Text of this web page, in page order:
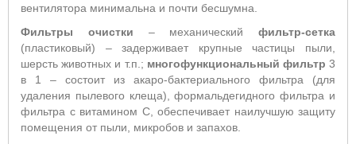
вентилятора минимальна и почти бесшумна.
Фильтры очистки – механический фильтр-сетка
(пластиковый) – задерживает крупные частицы пыли,
шерсть животных и т.п.; многофункциональный фильтр 3
в 1 – состоит из акаро-бактериального фильтра (для
удаления пылевого клеща), формальдегидного фильтра и
фильтра с витамином С, обеспечивает наилучшую защиту
помещения от пыли, микробов и запахов.